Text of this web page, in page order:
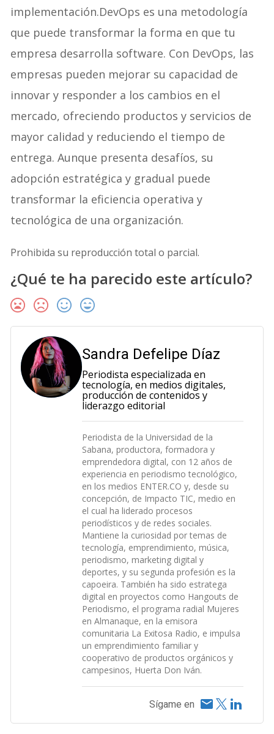
implementación.DevOps es una metodología
que puede transformar la forma en que tu
empresa desarrolla software. Con DevOps, las
empresas pueden mejorar su capacidad de
innovar y responder a los cambios en el
mercado, ofreciendo productos y servicios de
mayor calidad y reduciendo el tiempo de
entrega. Aunque presenta desafíos, su
adopción estratégica y gradual puede
transformar la eficiencia operativa y
tecnológica de una organización.
Prohibida su reproducción total o parcial.
¿Qué te ha parecido este artículo?
Sandra Defelipe Díaz
Periodista especializada en
tecnología, en medios digitales,
producción de contenidos y
liderazgo editorial
Periodista de la Universidad de la
Sabana, productora, formadora y
emprendedora digital, con 12 años de
experiencia en periodismo tecnológico,
en los medios ENTER.CO y, desde su
concepción, de Impacto TIC, medio en
el cual ha liderado procesos
periodísticos y de redes sociales.
Mantiene la curiosidad por temas de
tecnología, emprendimiento, música,
periodismo, marketing digital y
deportes, y su segunda profesión es la
capoeira. También ha sido estratega
digital en proyectos como Hangouts de
Periodismo, el programa radial Mujeres
en Almanaque, en la emisora
comunitaria La Exitosa Radio, e impulsa
un emprendimiento familiar y
cooperativo de productos orgánicos y
campesinos, Huerta Don Iván.
Sígame en